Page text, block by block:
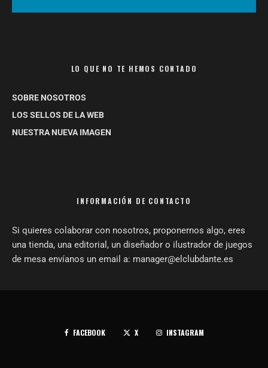
LO QUE NO TE HEMOS CONTADO
SOBRE NOSOTROS
LOS SELLOS DE LA WEB
NUESTRA NUEVA IMAGEN
INFORMACIÓN DE CONTACTO
Si quieres colaborar con nosotros, proponernos algo, eres
una tienda, una editorial, un diseñador o ilustrador de juegos
de mesa envíanos un email a: manager@elclubdante.es
FACEBOOK X INSTAGRAM